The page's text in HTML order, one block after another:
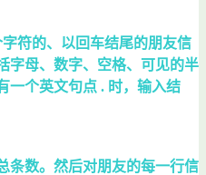
符的、以回车结尾的朋友信
字母、数字、空格、可见的半
一个英文句点 . 时，输入结
条数。然后对朋友的每一行信